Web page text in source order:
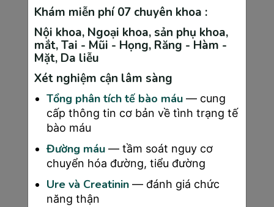
Siêu âm Dopler màu tim: Khi quản lý
thai nghén các mẹ bầu sẽ thực hiện siêu
âm Dopler để nhận biết các bệnh lý về
tim mạch như hở hẹp van 2 lá, thiếu máu
cơ tim,... Vì khi mang thai trọng lượng cơ
thể mẹ gây áp lực lên tuần hoàn, do đó
thăm khám tim mạch thường xuyên để
bác sĩ dễ dàng đánh giá các thay đổi của
mẹ bầu và đưa ra hướng giải quyết phù
hợp.
>>> Xem thêm: Khám thai ở đâu tốt nhất? Top
các địa chỉ uy tín và chất lượng
Khám miễn phí 07 chuyên khoa :
Nội khoa, Ngoại khoa, sản phụ khoa,
mắt, Tai - Mũi - Họng, Răng - Hàm -
Mặt, Da liễu
Xét nghiệm cận lâm sàng
Tổng phân tích tế bào máu— cung
cấp thông tin cơ bản về tình trạng tế
bào máu
Đường máu— tầm soát nguy cơ
chuyển hóa đường, tiểu đường
Ure và Creatinin— đánh giá chức
năng thận